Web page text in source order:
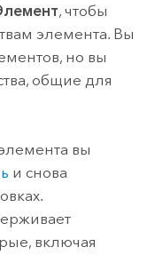
, чтобы
элемента. Вы
но вы
общие для
вы
и снова
включая